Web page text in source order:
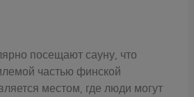
посещают сауну, что
частью финской
местом, где люди могут